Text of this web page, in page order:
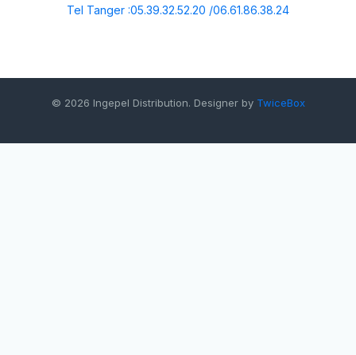
Tel Tanger :05.39.32.52.20 /06.61.86.38.24
© 2026 Ingepel Distribution. Designer by TwiceBox